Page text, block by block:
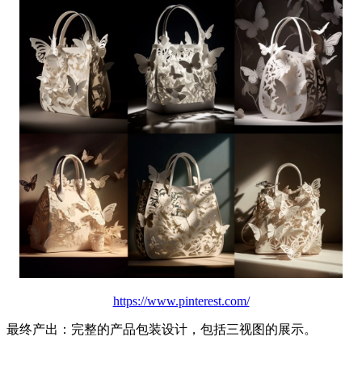
https://www.pinterest.com/
最终产出：完整的产品包装设计，包括三视图的展示。